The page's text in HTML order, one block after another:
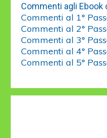
Commenti agli Ebook
Commenti al 1°
Commenti al 2°
Commenti al 3°
Commenti al 4°
Commenti al 5°